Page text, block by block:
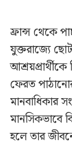
ফ্রান্স থেকে
যুক্তরাজ্যে
ফেরত
মানবাধিকার
মানসিকভাবে
হলে তার